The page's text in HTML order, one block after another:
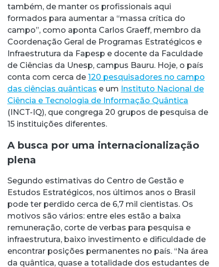
também, de manter os profissionais aqui
formados para aumentar a “massa crítica do
campo”, como aponta Carlos Graeff, membro da
Coordenação Geral de Programas Estratégicos e
Infraestrutura da Fapesp e docente da Faculdade
de Ciências da Unesp, campus Bauru. Hoje, o país
conta com cerca de 120 pesquisadores no campo
das ciências quânticas e um Instituto Nacional de
Ciência e Tecnologia de Informação Quântica
(INCT-IQ), que congrega 20 grupos de pesquisa de
15 instituições diferentes.
A busca por uma internacionalização
plena
Segundo estimativas do Centro de Gestão e
Estudos Estratégicos, nos últimos anos o Brasil
pode ter perdido cerca de 6,7 mil cientistas. Os
motivos são vários: entre eles estão a baixa
remuneração, corte de verbas para pesquisa e
infraestrutura, baixo investimento e dificuldade de
encontrar posições permanentes no país. “Na área
da quântica, quase a totalidade dos estudantes de